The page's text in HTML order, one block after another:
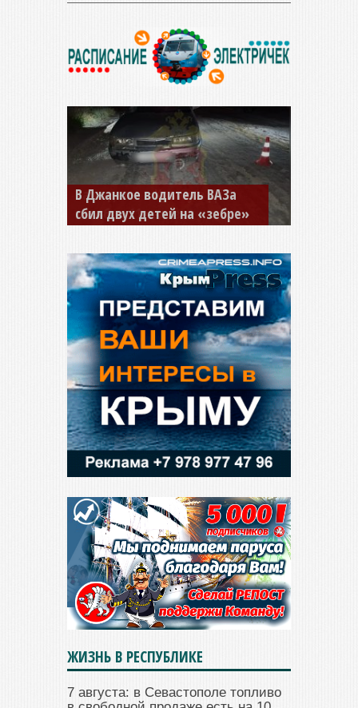
В Джанкое водитель ВАЗа
сбил двух детей на «зебре»
ЖИЗНЬ В РЕСПУБЛИКЕ
7 августа: в Севастополе топливо